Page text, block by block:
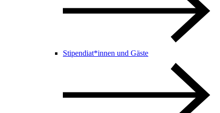
Stipendiat*innen und Gäste